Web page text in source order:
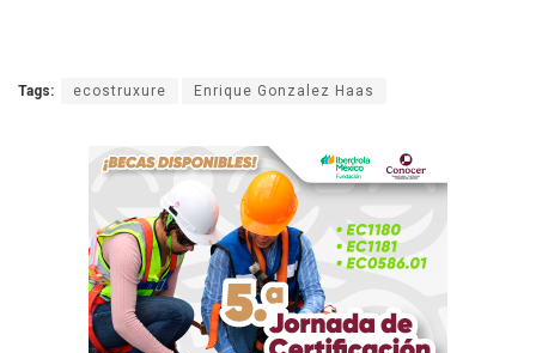
Tags: ecostruxure Enrique Gonzalez Haas